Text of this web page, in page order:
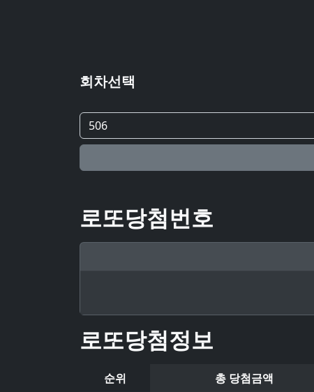
회차선택
로또당첨번호
로또당첨정보
순위 총 당첨금액